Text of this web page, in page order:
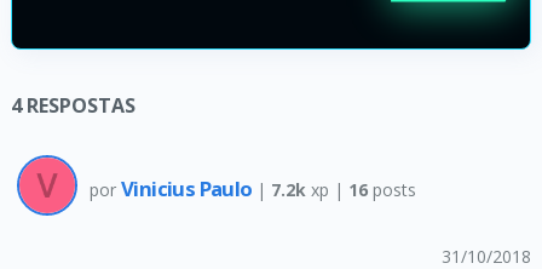
4RESPOSTAS
por Vinicius Paulo | 7.2k xp | 16posts
31/10/2018